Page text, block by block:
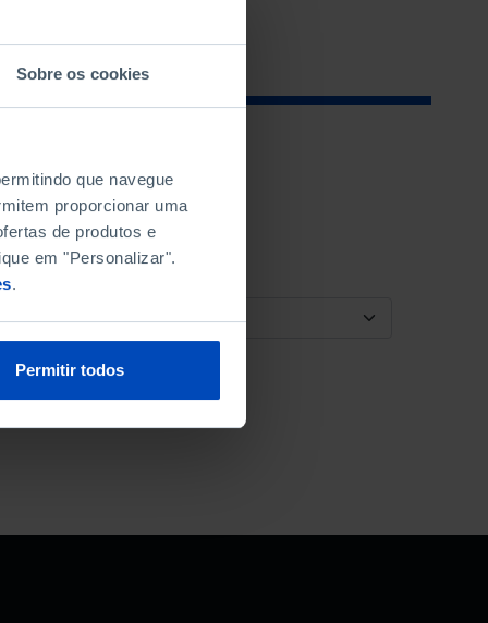
Sobre os cookies
que navegue
proporcionar uma
de produtos e
em "Personalizar".
.
Permitir todos
ORDENAR POR